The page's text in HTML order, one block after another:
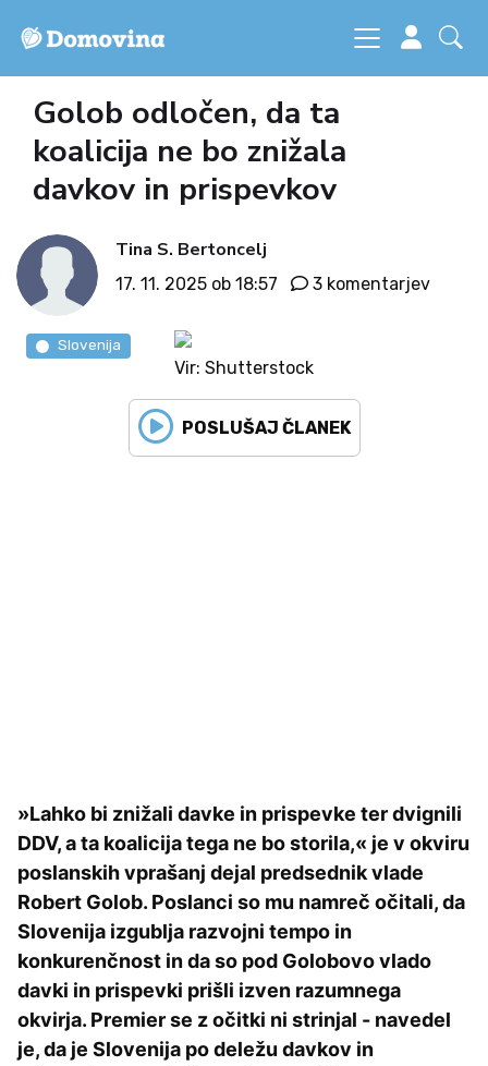
Golob odločen, da ta
koalicija ne bo znižala
davkov in prispevkov
Tina S. Bertoncelj
17. 11. 2025 ob 18:57 3 komentarjev
Vir: Shutterstock
Slovenija
POSLUŠAJ ČLANEK
»Lahko bi znižali davke in prispevke ter dvignili
DDV, a ta koalicija tega ne bo storila,« je v okviru
poslanskih vprašanj dejal predsednik vlade
Robert Golob. Poslanci so mu namreč očitali, da
Slovenija izgublja razvojni tempo in
konkurenčnost in da so pod Golobovo vlado
davki in prispevki prišli izven razumnega
okvirja. Premier se z očitki ni strinjal - navedel
je, da je Slovenija po deležu davkov in